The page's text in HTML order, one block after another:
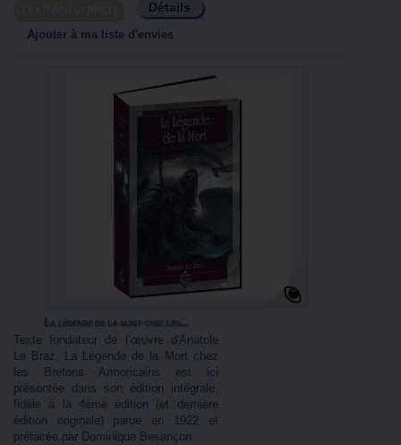
Détails
Ajouter à ma liste d'envies
La légende de la mort chez les...
Texte fondateur de l’œuvre d'Anatole
Le Braz, La Légende de la Mort chez
les Bretons Armoricains est ici
présentée dans son édition intégrale,
fidèle à la 4ème édition (et dernière
édition originale) parue en 1922 et
préfacée par Dominique Besançon.